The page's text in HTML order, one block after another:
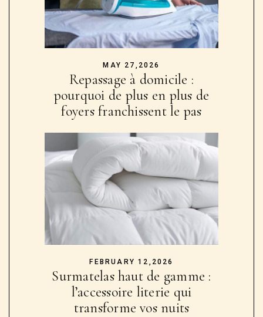
MAY 27,2026
Repassage à domicile :
pourquoi de plus en plus de
foyers franchissent le pas
FEBRUARY 12,2026
Surmatelas haut de gamme :
l’accessoire literie qui
transforme vos nuits